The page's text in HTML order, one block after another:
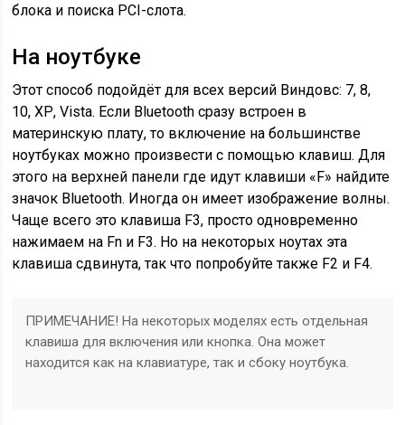
блока и поиска PCI-слота.
На ноутбуке
Этот способ подойдёт для всех версий Виндовс: 7, 8,
10, ХР, Vista. Если Bluetooth сразу встроен в
материнскую плату, то включение на большинстве
ноутбуках можно произвести с помощью клавиш. Для
этого на верхней панели где идут клавиши «F» найдите
значок Bluetooth. Иногда он имеет изображение волны.
Чаще всего это клавиша F3, просто одновременно
нажимаем на Fn и F3. Но на некоторых ноутах эта
клавиша сдвинута, так что попробуйте также F2 и F4.
ПРИМЕЧАНИЕ! На некоторых моделях есть отдельная
клавиша для включения или кнопка. Она может
находится как на клавиатуре, так и сбоку ноутбука.